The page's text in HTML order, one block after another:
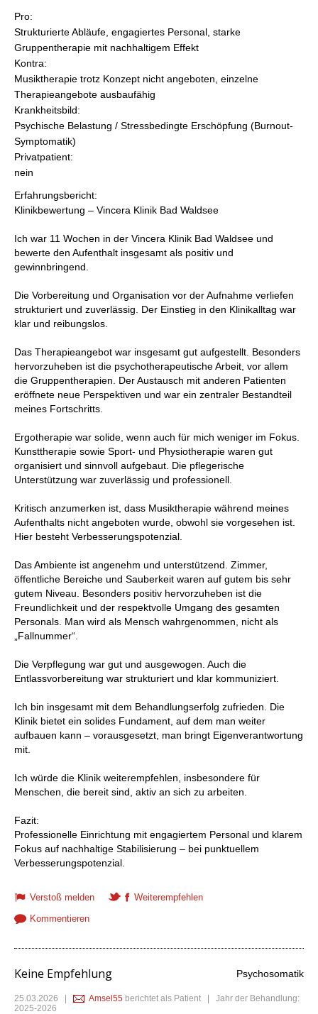
Pro:
Strukturierte Abläufe, engagiertes Personal, starke
Gruppentherapie mit nachhaltigem Effekt
Kontra:
Musiktherapie trotz Konzept nicht angeboten, einzelne
Therapieangebote ausbaufähig
Krankheitsbild:
Psychische Belastung / Stressbedingte Erschöpfung (Burnout-
Symptomatik)
Privatpatient:
nein
Erfahrungsbericht:
Klinikbewertung – Vincera Klinik Bad Waldsee
Ich war 11 Wochen in der Vincera Klinik Bad Waldsee und
bewerte den Aufenthalt insgesamt als positiv und
gewinnbringend.
Die Vorbereitung und Organisation vor der Aufnahme verliefen
strukturiert und zuverlässig. Der Einstieg in den Klinikalltag war
klar und reibungslos.
Das Therapieangebot war insgesamt gut aufgestellt. Besonders
hervorzuheben ist die psychotherapeutische Arbeit, vor allem
die Gruppentherapien. Der Austausch mit anderen Patienten
eröffnete neue Perspektiven und war ein zentraler Bestandteil
meines Fortschritts.
Ergotherapie war solide, wenn auch für mich weniger im Fokus.
Kunsttherapie sowie Sport- und Physiotherapie waren gut
organisiert und sinnvoll aufgebaut. Die pflegerische
Unterstützung war zuverlässig und professionell.
Kritisch anzumerken ist, dass Musiktherapie während meines
Aufenthalts nicht angeboten wurde, obwohl sie vorgesehen ist.
Hier besteht Verbesserungspotenzial.
Das Ambiente ist angenehm und unterstützend. Zimmer,
öffentliche Bereiche und Sauberkeit waren auf gutem bis sehr
gutem Niveau. Besonders positiv hervorzuheben ist die
Freundlichkeit und der respektvolle Umgang des gesamten
Personals. Man wird als Mensch wahrgenommen, nicht als
„Fallnummer“.
Die Verpflegung war gut und ausgewogen. Auch die
Entlassvorbereitung war strukturiert und klar kommuniziert.
Ich bin insgesamt mit dem Behandlungserfolg zufrieden. Die
Klinik bietet ein solides Fundament, auf dem man weiter
aufbauen kann – vorausgesetzt, man bringt Eigenverantwortung
mit.
Ich würde die Klinik weiterempfehlen, insbesondere für
Menschen, die bereit sind, aktiv an sich zu arbeiten.
Fazit:
Professionelle Einrichtung mit engagiertem Personal und klarem
Fokus auf nachhaltige Stabilisierung – bei punktuellem
Verbesserungspotenzial.
Verstoß melden
Weiterempfehlen
Kommentieren
Keine Empfehlung Psychosomatik
25.03.2026 | Amsel55 berichtet als Patient | Jahr der Behandlung:
2025-2026